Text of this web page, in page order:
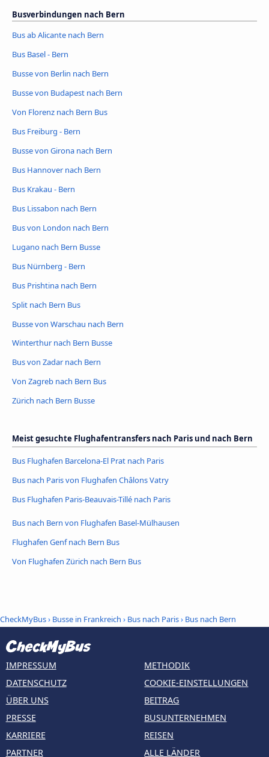
Busverbindungen nach Bern
Bus ab Alicante nach Bern
Bus Basel - Bern
Busse von Berlin nach Bern
Busse von Budapest nach Bern
Von Florenz nach Bern Bus
Bus Freiburg - Bern
Busse von Girona nach Bern
Bus Hannover nach Bern
Bus Krakau - Bern
Bus Lissabon nach Bern
Bus von London nach Bern
Lugano nach Bern Busse
Bus Nürnberg - Bern
Bus Prishtina nach Bern
Split nach Bern Bus
Busse von Warschau nach Bern
Winterthur nach Bern Busse
Bus von Zadar nach Bern
Von Zagreb nach Bern Bus
Zürich nach Bern Busse
Meist gesuchte Flughafentransfers nach Paris und nach Bern
Bus Flughafen Barcelona-El Prat nach Paris
Bus nach Paris von Flughafen Châlons Vatry
Bus Flughafen Paris-Beauvais-Tillé nach Paris
Bus nach Bern von Flughafen Basel-Mülhausen
Flughafen Genf nach Bern Bus
Von Flughafen Zürich nach Bern Bus
CheckMyBus› Busse in Frankreich › Bus nach Paris› Bus nach Bern
IMPRESSUM
DATENSCHUTZ
ÜBER UNS
PRESSE
KARRIERE
PARTNER
METHODIK
COOKIE-EINSTELLUNGEN
BEITRAG
BUSUNTERNEHMEN
REISEN
ALLE LÄNDER